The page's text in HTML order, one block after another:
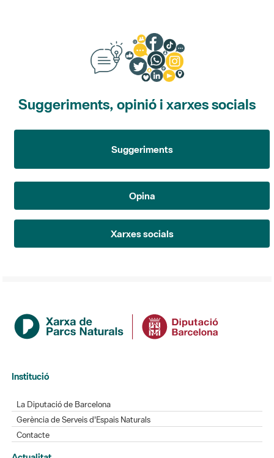
Suggeriments, opinió i xarxes socials
Suggeriments
Opina
Xarxes socials
Institució
La Diputació de Barcelona
Gerència de Serveis d'Espais Naturals
Contacte